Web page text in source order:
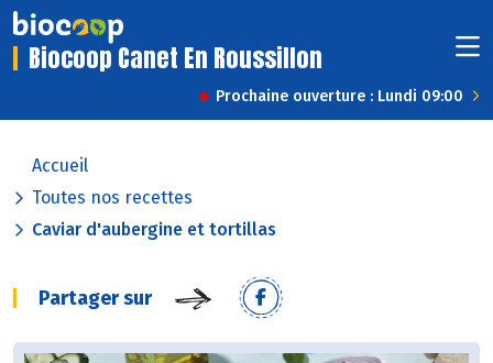
Biocoop Canet En Roussillon
Prochaine ouverture : Lundi 09:00
Accueil
Toutes nos recettes
Caviar d'aubergine et tortillas
Partager sur